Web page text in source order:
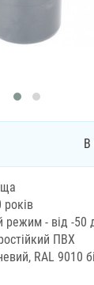
В
років
режим - від -50
ПВХ
RAL 9010